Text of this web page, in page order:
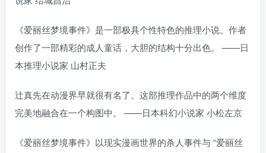
《爱丽丝梦境事件》是一部极具个性特色的推理小说。作者
创作了一部精彩的成人童话，大胆的结构十分出色。 ——日
本推理小说家 山村正夫
辻真先在动漫界早就很有名了。这部推理作品中的两个维度
完美地融合在一个构图中。 ——日本科幻小说家 小松左京
《爱丽丝梦境事件》以现实漫画世界的杀人事件与 “爱丽丝